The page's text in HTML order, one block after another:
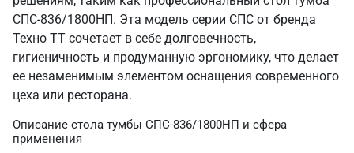
СПС-836/1800НП. Эта модель серии СПС от бренда
Техно ТТ сочетает в себе долговечность,
гигиеничность и продуманную эргономику, что делает
ее незаменимым элементом оснащения современного
цеха или ресторана.
Описание стола тумбы СПС-836/1800НП и сфера
применения